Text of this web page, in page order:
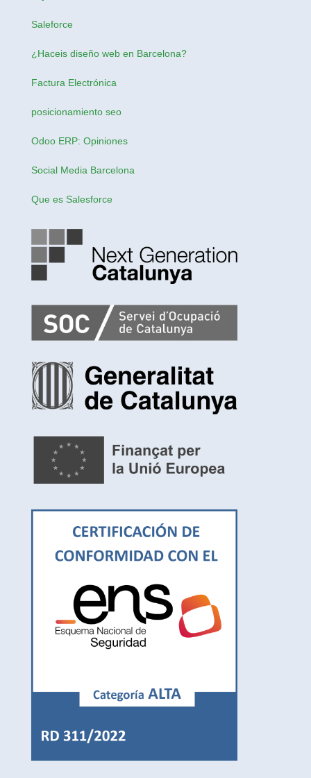
Saleforce
¿Haceis diseño web en Barcelona?
Factura Electrónica
posicionamiento seo
Odoo ERP: Opiniones
Social Media Barcelona
Que es Salesforce